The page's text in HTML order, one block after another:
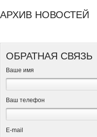
АРХИВ НОВОСТЕЙ
ОБРАТНАЯ СВЯЗЬ
Ваше имя
Ваш телефон
Е-mail